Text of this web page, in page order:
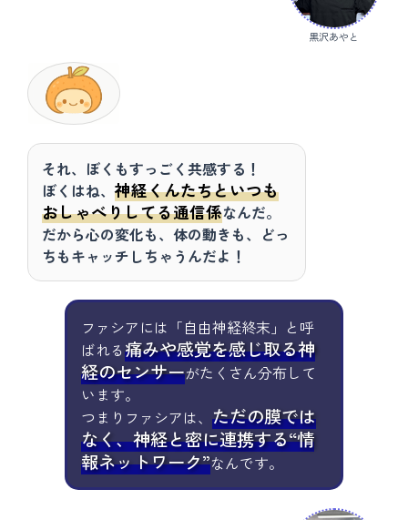
黒沢あやと
それ、ぼくもすっごく共感する！
ぼくはね、 神経くんたちといつも
おしゃべりしてる通信係なんだ。
だから心の変化も、体の動きも、どっ
ちもキャッチしちゃうんだよ！
ファシアには「自由神経終末」と呼
ばれる痛みや感覚を感じ取る神
経のセンサーがたくさん分布して
います。
つまりファシアは、 ただの膜では
なく、神経と密に連携する“情
報ネットワーク”なんです。